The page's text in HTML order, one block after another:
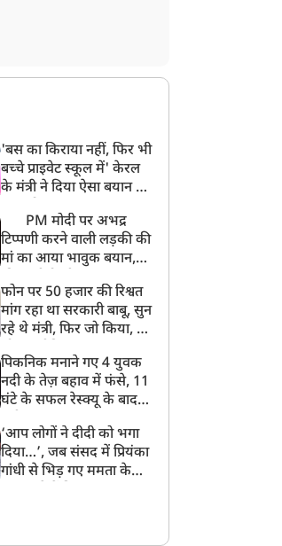
'बस का किराया नहीं, फिर भी
बच्चे प्राइवेट स्कूल में' केरल
के मंत्री ने दिया ऐसा बयान की
PM मोदी पर अभद्र
टिप्पणी करने वाली लड़की की
मां का आया भावुक बयान,
बेटी को गोद लें प्रधानमंत्री
फोन पर 50 हजार की रिश्वत
मांग रहा था सरकारी बाबू, सुन
रहे थे मंत्री, फिर जो किया, वो
पिकनिक मनाने गए 4 युवक
नदी के तेज़ बहाव में फंसे, 11
घंटे के सफल रेस्क्यू के बाद
‘आप लोगों ने दीदी को भगा
दिया…’, जब संसद में प्रियंका
गांधी से भिड़ गए ममता के